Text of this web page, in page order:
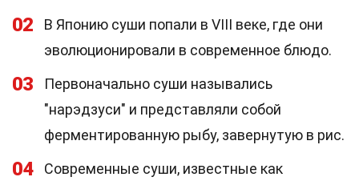
02
В Японию суши попали в VIII веке, где они
эволюционировали в современное блюдо.
03
Первоначально суши назывались
"нарэдзуси" и представляли собой
ферментированную рыбу, завернутую в рис.
04
Современные суши, известные как